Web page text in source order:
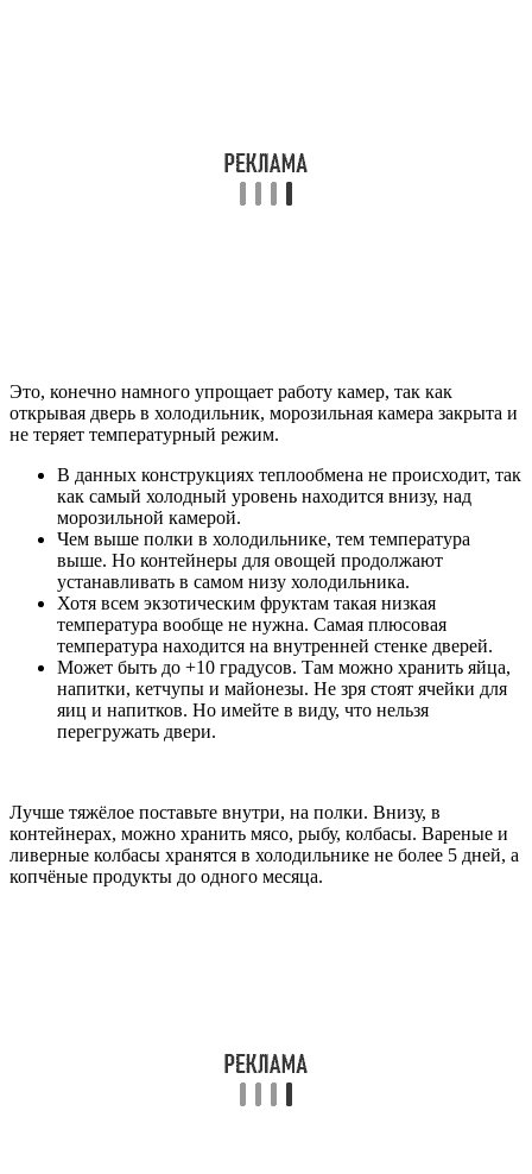
Это, конечно намного упрощает работу камер, так как
открывая дверь в холодильник, морозильная камера закрыта и
не теряет температурный режим.
В данных конструкциях теплообмена не происходит, так
как самый холодный уровень находится внизу, над
морозильной камерой.
Чем выше полки в холодильнике, тем температура
выше. Но контейнеры для овощей продолжают
устанавливать в самом низу холодильника.
Хотя всем экзотическим фруктам такая низкая
температура вообще не нужна. Самая плюсовая
температура находится на внутренней стенке дверей.
Может быть до +10 градусов. Там можно хранить яйца,
напитки, кетчупы и майонезы. Не зря стоят ячейки для
яиц и напитков. Но имейте в виду, что нельзя
перегружать двери.
Лучше тяжёлое поставьте внутри, на полки. Внизу, в
контейнерах, можно хранить мясо, рыбу, колбасы. Вареные и
ливерные колбасы хранятся в холодильнике не более 5 дней, а
копчёные продукты до одного месяца.